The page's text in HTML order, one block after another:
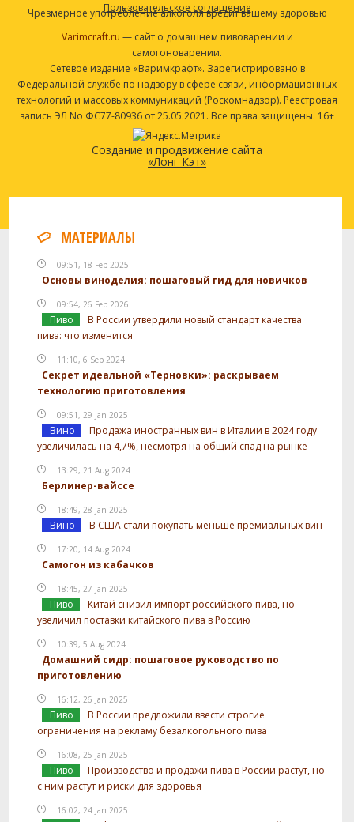
Пользовательское соглашение
Чрезмерное употребление алкоголя вредит вашему здоровью
Varimcraft.ru — сайт о домашнем пивоварении и
самогоноварении.
Сетевое издание «Варимкрафт». Зарегистрировано в
Федеральной службе по надзору в сфере связи, информационных
технологий и массовых коммуникаций (Роскомнадзор). Реестровая
запись ЭЛ No ФС77-80936 от 25.05.2021. Все права защищены. 16+
Создание и продвижение сайта
«Лонг Кэт»
МАТЕРИАЛЫ
09:51, 18 Feb 2025
Основы виноделия: пошаговый гид для новичков
09:54, 26 Feb 2026
Пиво
В России утвердили новый стандарт качества
пива: что изменится
11:10, 6 Sep 2024
Секрет идеальной «Терновки»: раскрываем
технологию приготовления
09:51, 29 Jan 2025
Вино
Продажа иностранных вин в Италии в 2024 году
увеличилась на 4,7%, несмотря на общий спад на рынке
13:29, 21 Aug 2024
Берлинер-вайссе
18:49, 28 Jan 2025
Вино В США стали покупать меньше премиальных вин
17:20, 14 Aug 2024
Самогон из кабачков
18:45, 27 Jan 2025
Пиво
Китай снизил импорт российского пива, но
увеличил поставки китайского пива в Россию
10:39, 5 Aug 2024
Домашний сидр: пошаговое руководство по
приготовлению
16:12, 26 Jan 2025
Пиво
В России предложили ввести строгие
ограничения на рекламу безалкогольного пива
16:08, 25 Jan 2025
Пиво
Производство и продажи пива в России растут, но
с ним растут и риски для здоровья
16:02, 24 Jan 2025